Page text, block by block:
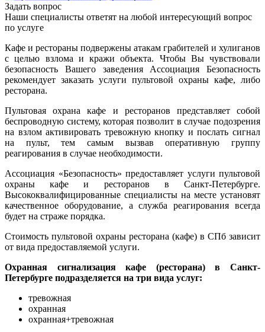
Задать вопрос
Наши специалисты ответят на любой интересующий вопрос
по услуге
Кафе и рестораны подвержены атакам грабителей и хулиганов
с целью взлома и кражи объекта. Чтобы Вы чувствовали
безопасность Вашего заведения Ассоциация Безопасность
рекомендует заказать услуги пультовой охраны кафе, либо
ресторана.
Пультовая охрана кафе и ресторанов представляет собой
беспроводную систему, которая позволит в случае подозрения
на взлом активировать тревожную кнопку и послать сигнал
на пульт, тем самым вызвав оперативную группу
реагирования в случае необходимости.
Ассоциация «Безопасность» предоставляет услуги пультовой
охраны кафе и ресторанов в Санкт-Петербурге.
Высококвалифицированные специалисты на месте установят
качественное оборудование, а служба реагирования всегда
будет на страже порядка.
Стоимость пультовой охраны ресторана (кафе) в СПб зависит
от вида предоставляемой услуги.
Охранная сигнализация кафе (ресторана) в Санкт-
Петербурге подразделяется на три вида услуг:
тревожная
охранная
охранная+тревожная